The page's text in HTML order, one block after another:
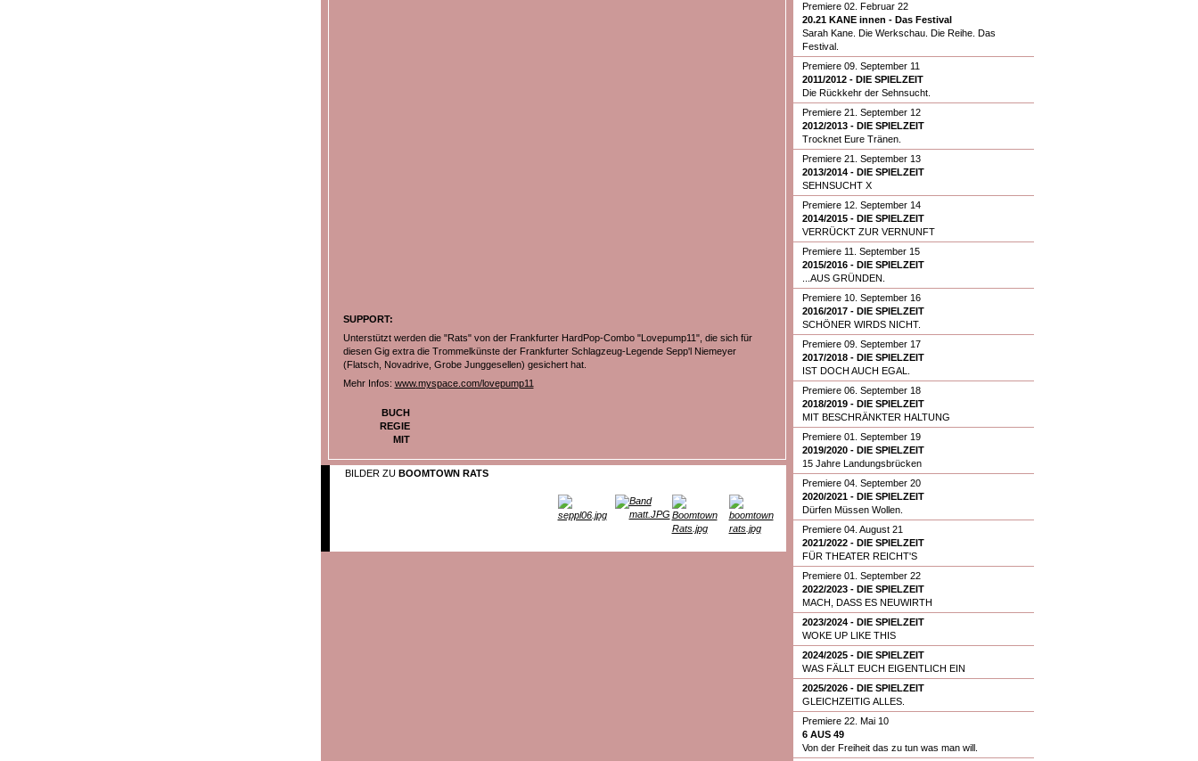
SUPPORT:
Unterstützt werden die "Rats" von der Frankfurter HardPop-Combo "Lovepump11", die sich für
diesen Gig extra die Trommelkünste der Frankfurter Schlagzeug-Legende Sepp'l Niemeyer
(Flatsch, Novadrive, Grobe Junggesellen) gesichert hat.
Mehr Infos: www.myspace.com/lovepump11
BUCH
REGIE
MIT
BILDER ZU BOOMTOWN RATS
Premiere 02. Februar 22
20.21 KANE innen - Das Festival
Sarah Kane. Die Werkschau. Die Reihe. Das
Festival.
Premiere 09. September 11
2011/2012 - DIE SPIELZEIT
Die Rückkehr der Sehnsucht.
Premiere 21. September 12
2012/2013 - DIE SPIELZEIT
Trocknet Eure Tränen.
Premiere 21. September 13
2013/2014 - DIE SPIELZEIT
SEHNSUCHT X
Premiere 12. September 14
2014/2015 - DIE SPIELZEIT
VERRÜCKT ZUR VERNUNFT
Premiere 11. September 15
2015/2016 - DIE SPIELZEIT
...AUS GRÜNDEN.
Premiere 10. September 16
2016/2017 - DIE SPIELZEIT
SCHÖNER WIRDS NICHT.
Premiere 09. September 17
2017/2018 - DIE SPIELZEIT
IST DOCH AUCH EGAL.
Premiere 06. September 18
2018/2019 - DIE SPIELZEIT
MIT BESCHRÄNKTER HALTUNG
Premiere 01. September 19
2019/2020 - DIE SPIELZEIT
15 Jahre Landungsbrücken
Premiere 04. September 20
2020/2021 - DIE SPIELZEIT
Dürfen Müssen Wollen.
Premiere 04. August 21
2021/2022 - DIE SPIELZEIT
FÜR THEATER REICHT'S
Premiere 01. September 22
2022/2023 - DIE SPIELZEIT
MACH, DASS ES NEUWIRTH
2023/2024 - DIE SPIELZEIT
WOKE UP LIKE THIS
2024/2025 - DIE SPIELZEIT
WAS FÄLLT EUCH EIGENTLICH EIN
2025/2026 - DIE SPIELZEIT
GLEICHZEITIG ALLES.
Premiere 22. Mai 10
6 AUS 49
Von der Freiheit das zu tun was man will.